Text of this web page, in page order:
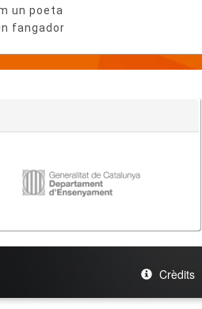
un poeta
fangador
Crèdits